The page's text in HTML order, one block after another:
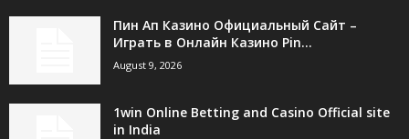
Пин Ап Казино Официальный Сайт –
Играть в Онлайн Казино Pin...
August 9, 2026
1win Online Betting and Casino Official site
in India